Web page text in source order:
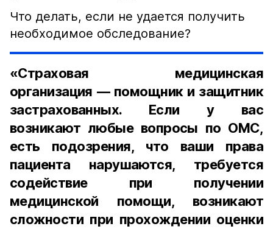
Что делать, если не удается получить
необходимое обследование?
«Страховая медицинская
организация — помощник и защитник
застрахованных. Если у вас
возникают любые вопросы по ОМС,
есть подозрения, что ваши права
пациента нарушаются, требуется
содействие при получении
медицинской помощи, возникают
сложности при прохождении оценки